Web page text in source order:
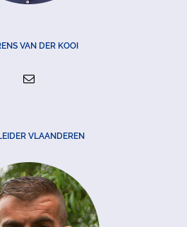
VAN DER KOOI
VLAANDEREN